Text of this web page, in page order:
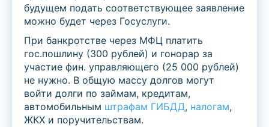
будущем подать соответствующее заявление
можно будет через Госуслуги.
При банкротстве через МФЦ платить
гос.пошлину (300 рублей) и гонорар за
участие фин. управляющего (25 000 рублей)
не нужно. В общую массу долгов могут
войти долги по займам, кредитам,
автомобильным штрафам ГИБДД, налогам,
ЖКХ и поручительствам.